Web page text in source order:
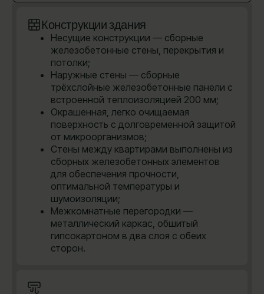
Конструкции здания
Несущие конструкции — сборные
железобетонные стены, перекрытия и
потолки;
Наружные стены — сборные
трёхслойные железобетонные панели с
встроенной теплоизоляцией 200 мм;
Окрашенная, легко очищаемая
поверхность с долговременной защитой
от микроорганизмов;
Стены между квартирами выполнены из
сборных железобетонных элементов
для обеспечения прочности,
оптимальной температуры и
шумоизоляции;
Межкомнатные перегородки —
металлический каркас, обшитый
гипсокартоном в два слоя с обеих
сторон.